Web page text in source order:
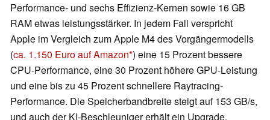
Performance- und sechs Effizienz-Kernen sowie 16 GB
RAM etwas leistungsstärker. In jedem Fall verspricht
Apple im Vergleich zum Apple M4 des Vorgängermodells
(ca. 1.150 Euro auf Amazon ) eine 15 Prozent bessere
CPU-Performance, eine 30 Prozent höhere GPU-Leistung
und eine bis zu 45 Prozent schnellere Raytracing-
Performance. Die Speicherbandbreite steigt auf 153 GB/s,
und auch der KI-Beschleuniger erhält ein Upgrade,